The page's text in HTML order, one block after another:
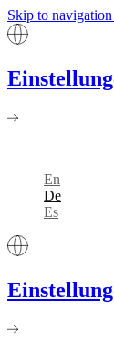
Skip to navigation
En
De
Es